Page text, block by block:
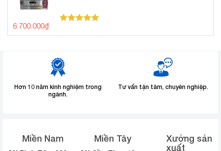
hạng5.00
6.700.000₫
Hơn 10 năm kinh nghiệm trong
ngành.
Tư vấn tận tâm, chuyên nghiệp.
Miền Nam Miền Tây
Xưởng sản
xuất